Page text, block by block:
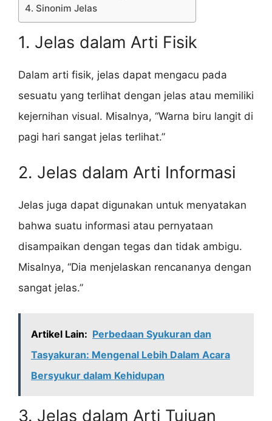
4. Sinonim Jelas
1. Jelas dalam Arti Fisik
Dalam arti fisik, jelas dapat mengacu pada
sesuatu yang terlihat dengan jelas atau memiliki
kejernihan visual. Misalnya, “Warna biru langit di
pagi hari sangat jelas terlihat.”
2. Jelas dalam Arti Informasi
Jelas juga dapat digunakan untuk menyatakan
bahwa suatu informasi atau pernyataan
disampaikan dengan tegas dan tidak ambigu.
Misalnya, “Dia menjelaskan rencananya dengan
sangat jelas.”
Artikel Lain: Perbedaan Syukuran dan
Tasyakuran: Mengenal Lebih Dalam Acara
Bersyukur dalam Kehidupan
3. Jelas dalam Arti Tujuan